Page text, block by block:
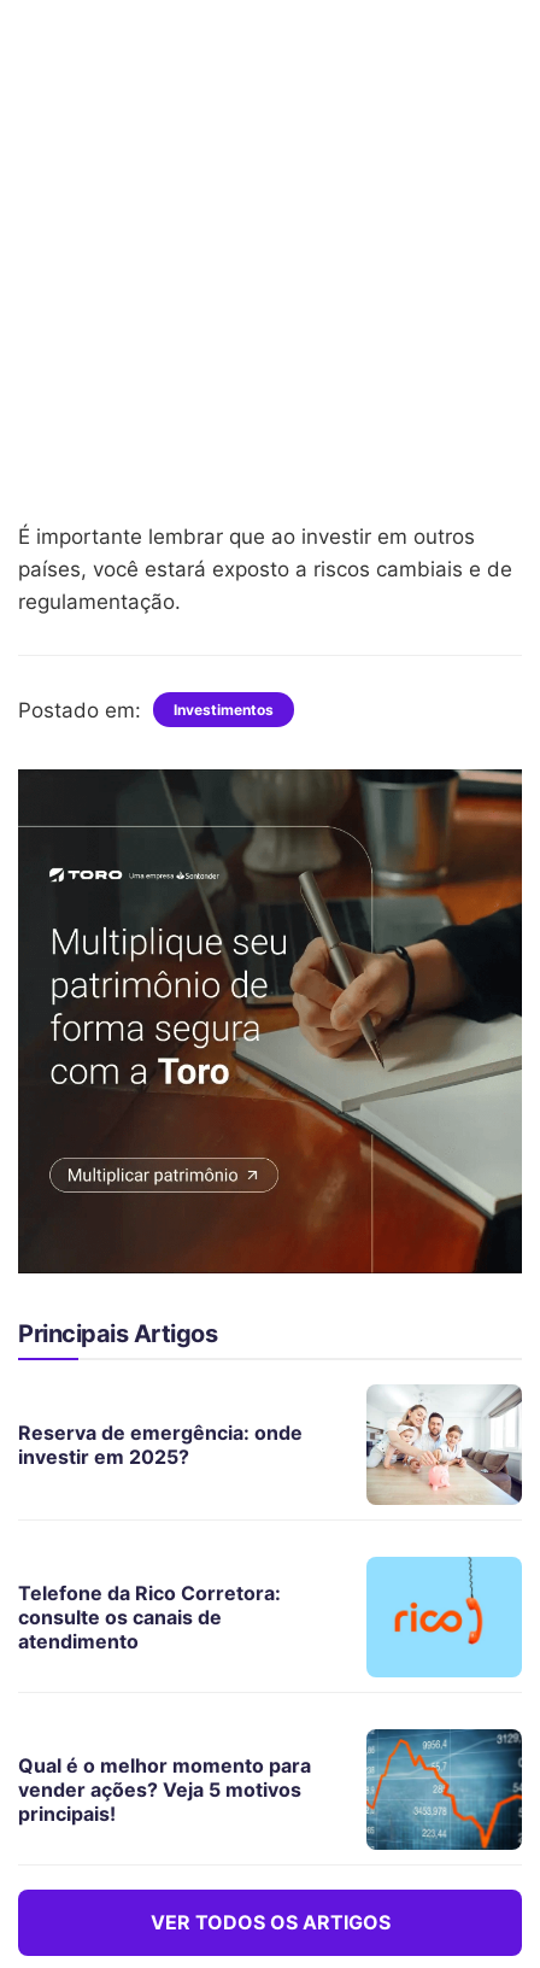
É importante lembrar que ao investir em outros
países, você estará exposto a riscos cambiais e de
regulamentação.
Postado em: Investimentos
Principais Artigos
Reserva de emergência: onde
investir em 2025?
Telefone da Rico Corretora:
consulte os canais de
atendimento
Qual é o melhor momento para
vender ações? Veja 5 motivos
principais!
VER TODOS OS ARTIGOS